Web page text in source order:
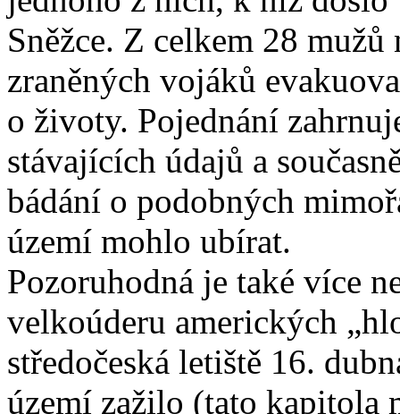
Sněžce. Z celkem 28
zraněných vojáků
o životy. Pojednání
stávajících údajů a
bádání o podobných
území mohlo ubírat.
Pozoruhodná je také více
velkoúderu amerických
středočeská letiště 16.
území zažilo (tato kapitola